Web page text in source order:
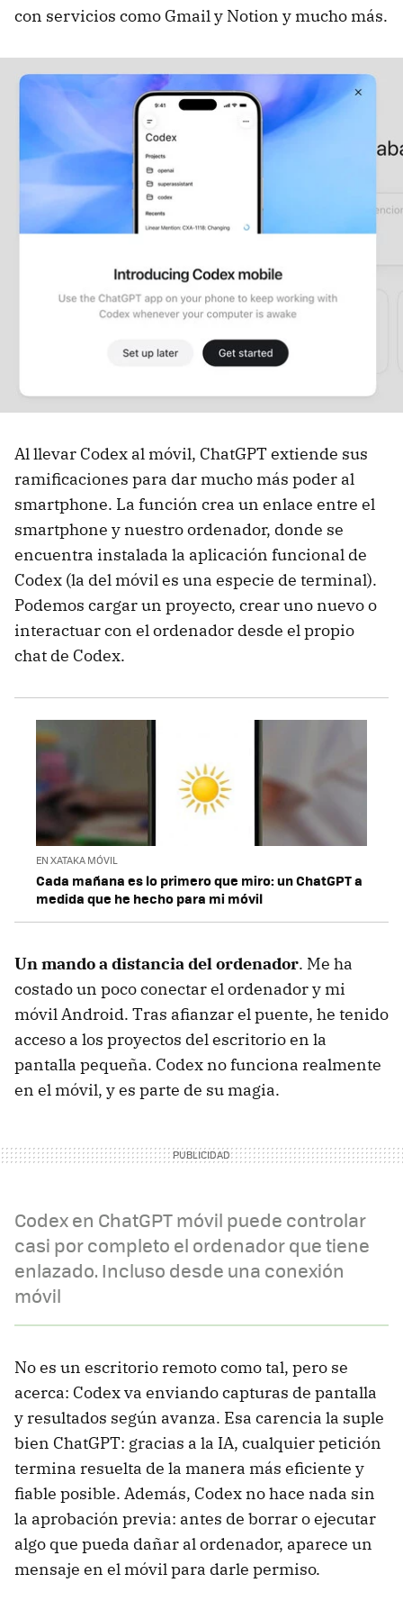
con servicios como Gmail y Notion y mucho más.
Al llevar Codex al móvil, ChatGPT extiende sus
ramificaciones para dar mucho más poder al
smartphone. La función crea un enlace entre el
smartphone y nuestro ordenador, donde se
encuentra instalada la aplicación funcional de
Codex (la del móvil es una especie de terminal).
Podemos cargar un proyecto, crear uno nuevo o
interactuar con el ordenador desde el propio
chat de Codex.
EN XATAKA MÓVIL
Cada mañana es lo primero que miro: un ChatGPT a
medida que he hecho para mi móvil
Un mando a distancia del ordenador. Me ha
costado un poco conectar el ordenador y mi
móvil Android. Tras afianzar el puente, he tenido
acceso a los proyectos del escritorio en la
pantalla pequeña. Codex no funciona realmente
en el móvil, y es parte de su magia.
Codex en ChatGPT móvil puede controlar
casi por completo el ordenador que tiene
enlazado. Incluso desde una conexión
móvil
No es un escritorio remoto como tal, pero se
acerca: Codex va enviando capturas de pantalla
y resultados según avanza. Esa carencia la suple
bien ChatGPT: gracias a la IA, cualquier petición
termina resuelta de la manera más eficiente y
fiable posible. Además, Codex no hace nada sin
la aprobación previa: antes de borrar o ejecutar
algo que pueda dañar al ordenador, aparece un
mensaje en el móvil para darle permiso.